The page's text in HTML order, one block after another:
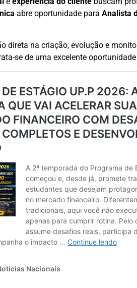
abre oportunidade para Analista
direta na criação, evolução e
se de uma excelente